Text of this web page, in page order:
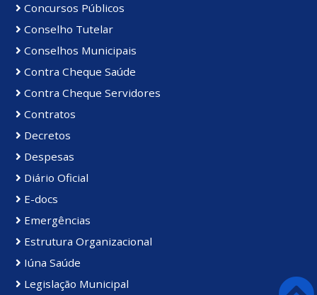
Concursos Públicos
Conselho Tutelar
Conselhos Municipais
Contra Cheque Saúde
Contra Cheque Servidores
Contratos
Decretos
Despesas
Diário Oficial
E-docs
Emergências
Estrutura Organizacional
Iúna Saúde
Legislação Municipal